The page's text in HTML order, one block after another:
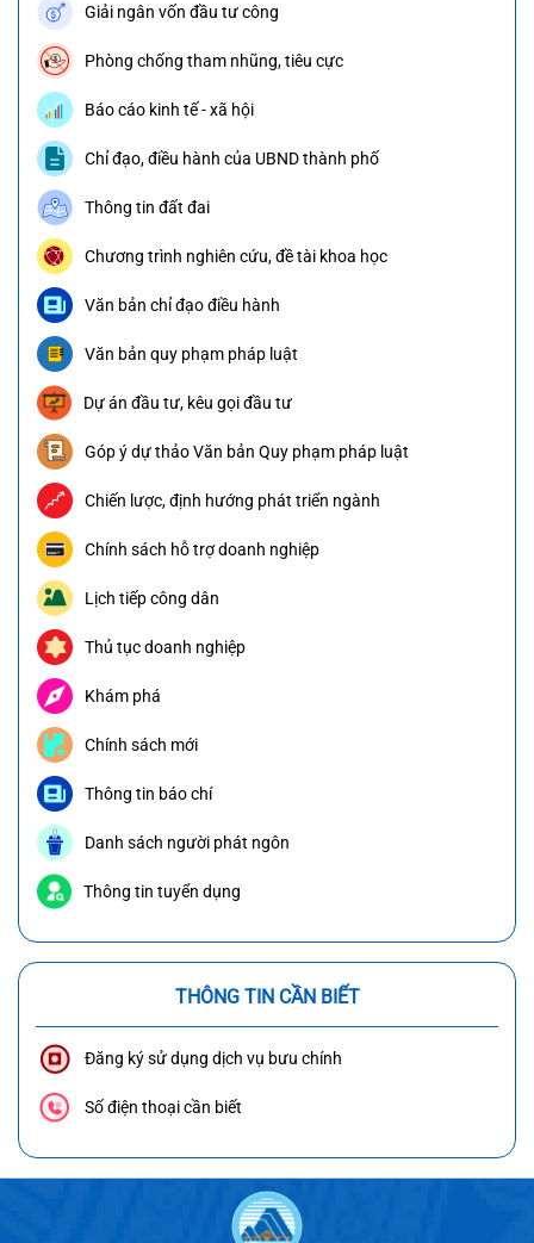
Giải ngân vốn đầu tư công
Phòng chống tham nhũng, tiêu cực
Báo cáo kinh tế - xã hội
Chỉ đạo, điều hành của UBND thành phố
Thông tin đất đai
Chương trình nghiên cứu, đề tài khoa học
Văn bản chỉ đạo điều hành
Văn bản quy phạm pháp luật
Dự án đầu tư, kêu gọi đầu tư
Góp ý dự thảo Văn bản Quy phạm pháp luật
Chiến lược, định hướng phát triển ngành
Chính sách hỗ trợ doanh nghiệp
Lịch tiếp công dân
Thủ tục doanh nghiệp
Khám phá
Chính sách mới
Thông tin báo chí
Danh sách người phát ngôn
Thông tin tuyển dụng
THÔNG TIN CẦN BIẾT
Đăng ký sử dụng dịch vụ bưu chính
Số điện thoại cần biết